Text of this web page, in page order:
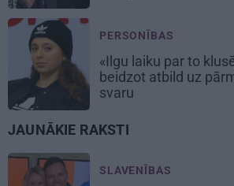
PERSONĪBAS
«Ilgu laiku par to
beidzot atbild uz
svaru
JAUNĀKIE RAKSTI
SLAVENĪBAS